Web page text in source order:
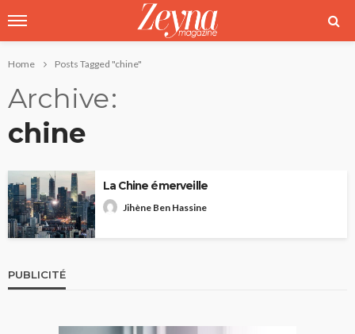
Home Posts Tagged "chine"
Archive
chine
La Chine émerveille
Jihène Ben Hassine
PUBLICITÉ